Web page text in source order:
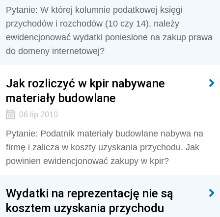
Pytanie: W której kolumnie podatkowej księgi
przychodów i rozchodów (10 czy 14), należy
ewidencjonować wydatki poniesione na zakup prawa
do domeny internetowej?
Jak rozliczyć w kpir nabywane
materiały budowlane
06 lip 2010
Pytanie: Podatnik materiały budowlane nabywa na
firmę i zalicza w koszty uzyskania przychodu. Jak
powinien ewidencjonować zakupy w kpir?
Wydatki na reprezentację nie są
kosztem uzyskania przychodu